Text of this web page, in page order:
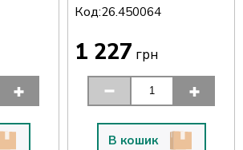
Код:26.450064
1 227 грн
В кошик